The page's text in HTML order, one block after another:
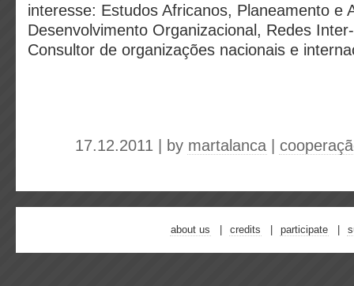
interesse: Estudos Africanos, Planeamento e
Desenvolvimento Organizacional, Redes
Consultor de organizações nacionais e
17.12.2011 | by martalanca
about us credits participate